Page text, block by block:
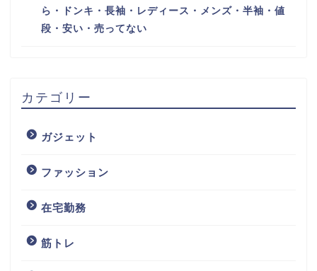
ら・ドンキ・長袖・レディース・メンズ・半袖・値
段・安い・売ってない
カテゴリー
ガジェット
ファッション
在宅勤務
筋トレ